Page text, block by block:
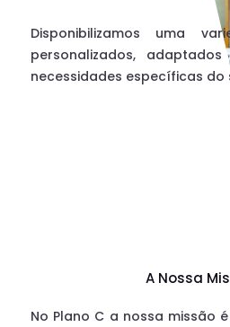
Disponibilizamos uma
personalizados,
necessidades específicas do
A Nossa
No Plano C a nossa missão